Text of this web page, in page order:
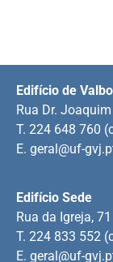
Edifício Sede
Rua da Igreja,
T. 224 833 552
E. geral@uf-
Edifício de
Rua Dr.
T. 224 648 760
E. geral@uf-